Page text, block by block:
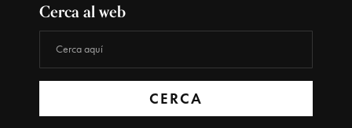
Cerca al web
CERCA